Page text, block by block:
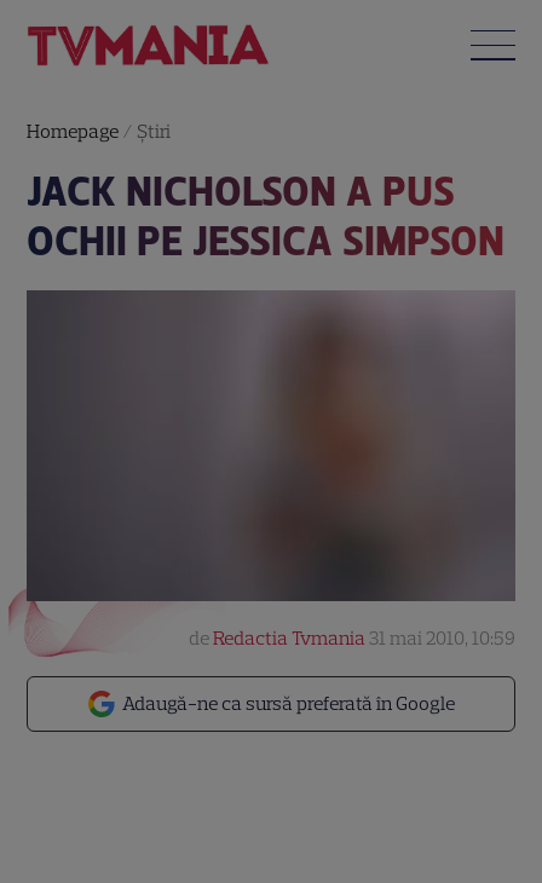
Homepage / Știri
JACK NICHOLSON A PUS
OCHII PE JESSICA SIMPSON
Adaugă-ne ca sursă preferată în Google
deRedactia Tvmania 31 mai 2010, 10:59